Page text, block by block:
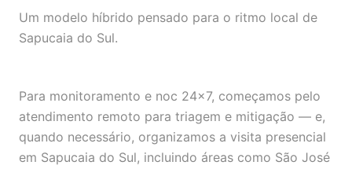
Um modelo híbrido pensado para o ritmo local de
Sapucaia do Sul.
Para monitoramento e noc 24×7, começamos pelo
atendimento remoto para triagem e mitigação — e,
quando necessário, organizamos a visita presencial
em Sapucaia do Sul, incluindo áreas como São José